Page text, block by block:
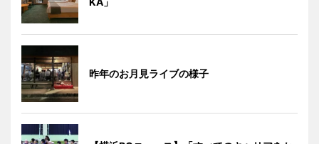
昨年のお月見ライブの様子